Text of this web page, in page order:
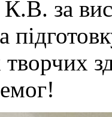
К.В. за